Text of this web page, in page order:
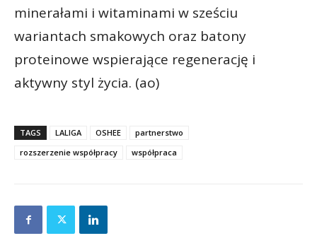
minerałami i witaminami w sześciu
wariantach smakowych oraz batony
proteinowe wspierające regenerację i
aktywny styl życia. (ao)
TAGS LALIGA OSHEE
partnerstwo
rozszerzenie współpracy
współpraca